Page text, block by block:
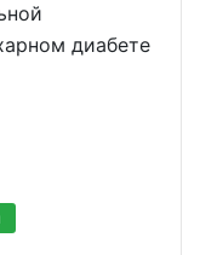
диабете